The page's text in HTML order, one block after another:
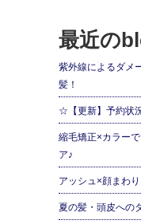
最近の
紫外線によるダメ
髪！
☆【更新】予約状
縮毛矯正×カラー
ア♪
アッシュ×顔まわ
夏の髪・頭皮への